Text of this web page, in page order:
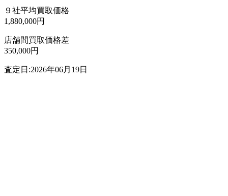
９社平均買取価格
1,880,000円
店舗間買取価格差
350,000円
査定日:2026年06月19日